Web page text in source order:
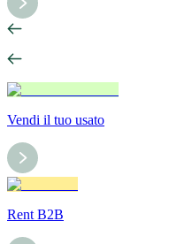
Vendi il tuo usato
Rent B2B